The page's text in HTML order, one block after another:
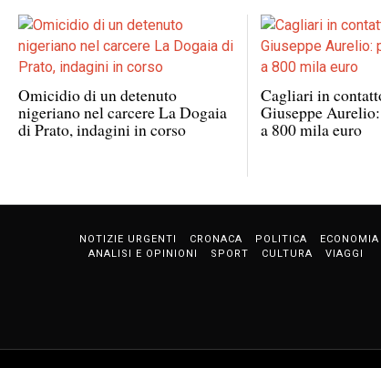
Omicidio di un detenuto
nigeriano nel carcere La Dogaia
di Prato, indagini in corso
Cagliari in
Giuseppe
a 800 mila euro
NOTIZIE URGENTI CRONACA POLITICA ECONOMIA
ANALISI E OPINIONI
SPORT CULTURA VIAGGI